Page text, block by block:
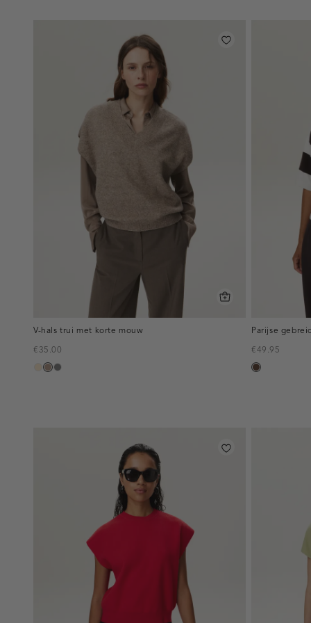
V-hals trui met korte mouw
€35.00
amandel
taupe,
grijs
Parijse
€49.95
donkerbruin